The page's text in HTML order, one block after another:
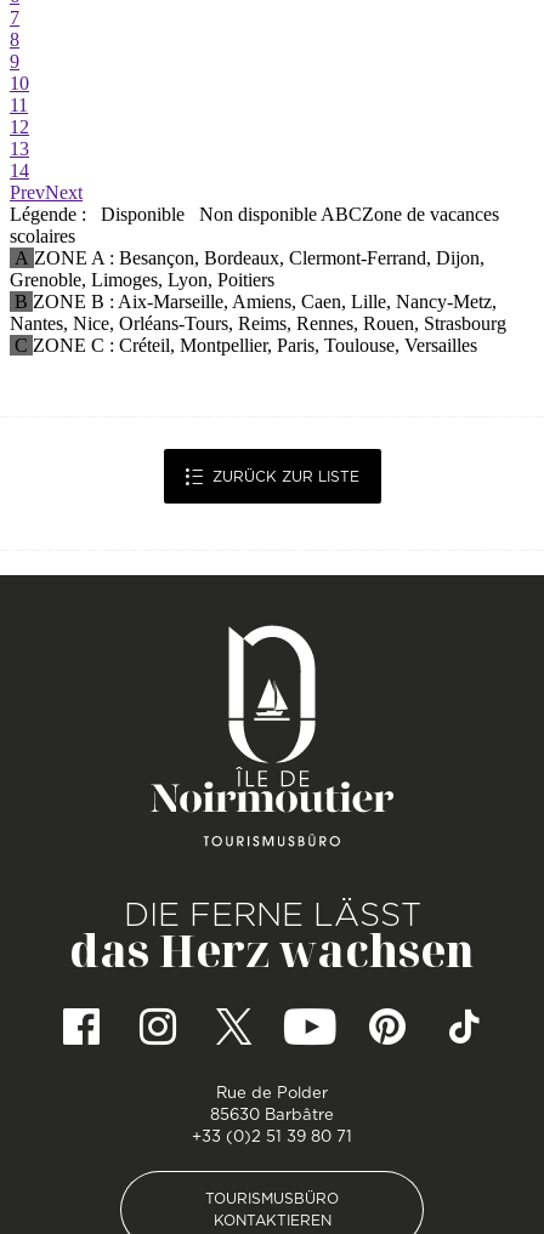
ZURÜCK ZUR LISTE
DIE FERNE LÄSST
das Herz wachsen
Rue de Polder
85630 Barbâtre
+33 (0)2 51 39 80 71
TOURISMUSBÜRO
KONTAKTIEREN